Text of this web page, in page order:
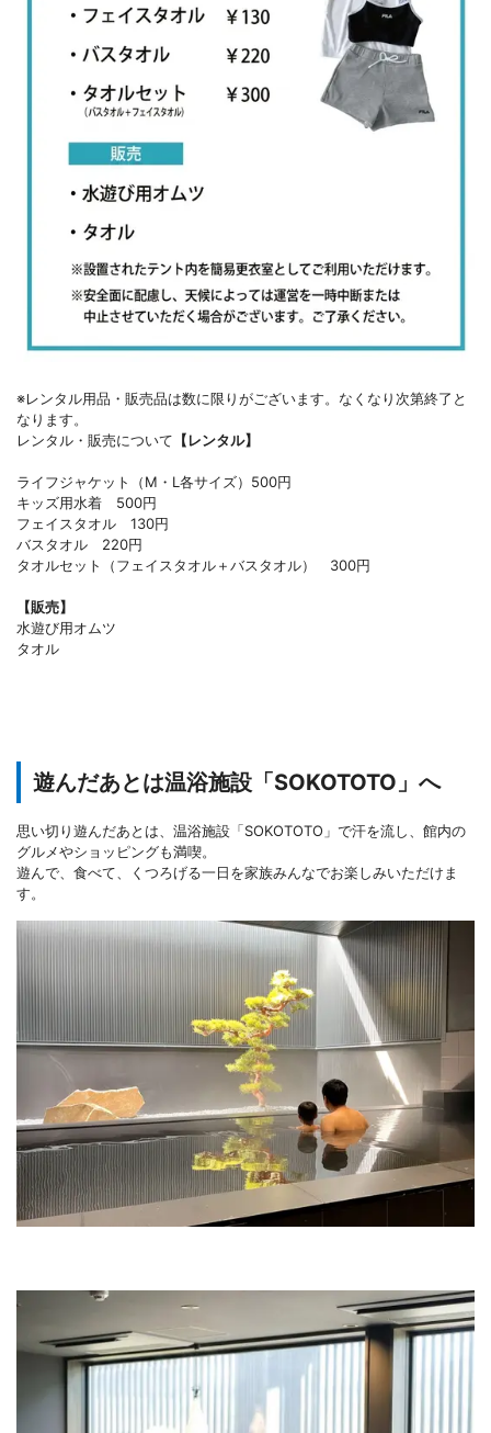
※レンタル用品・販売品は数に限りがございます。なくなり次第終了と
なります。
レンタル・販売について 【レンタル】
ライフジャケット（M・L各サイズ）500円
キッズ用水着 500円
フェイスタオル 130円
バスタオル 220円
タオルセット（フェイスタオル＋バスタオル） 300円
【販売】
水遊び用オムツ
タオル
遊んだあとは温浴施設「SOKOTOTO」へ
思い切り遊んだあとは、温浴施設「SOKOTOTO」で汗を流し、館内の
グルメやショッピングも満喫。
遊んで、食べて、くつろげる一日を家族みんなでお楽しみいただけま
す。